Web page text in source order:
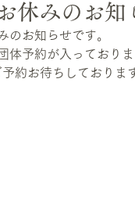
休みのお知
のお知らせです。
体予約が入っており
約お待ちしておりま